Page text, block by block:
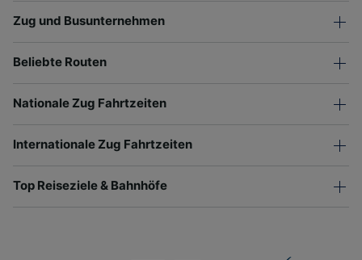
Zug und Busunternehmen
Beliebte Routen
Nationale Zug Fahrtzeiten
Internationale Zug Fahrtzeiten
Top Reiseziele & Bahnhöfe